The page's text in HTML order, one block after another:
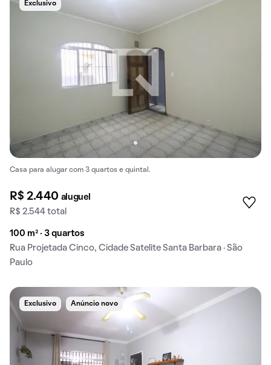
Exclusivo
Casa para alugar com 3 quartos e quintal.
R$ 2.440 aluguel
R$ 2.544 total
100 m² · 3 quartos
Rua Projetada Cinco, Cidade Satelite Santa Barbara · São
Paulo
Exclusivo Anúncio novo